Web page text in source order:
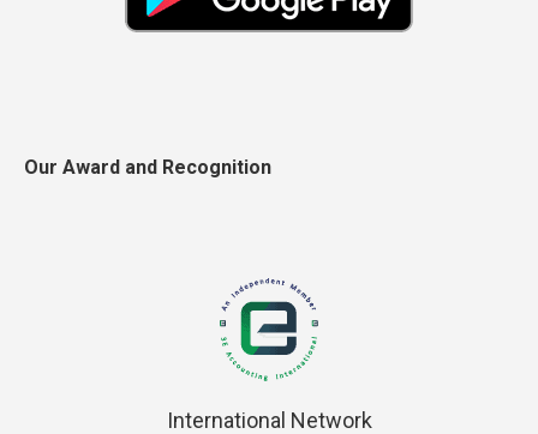
Our Award and Recognition
International Network